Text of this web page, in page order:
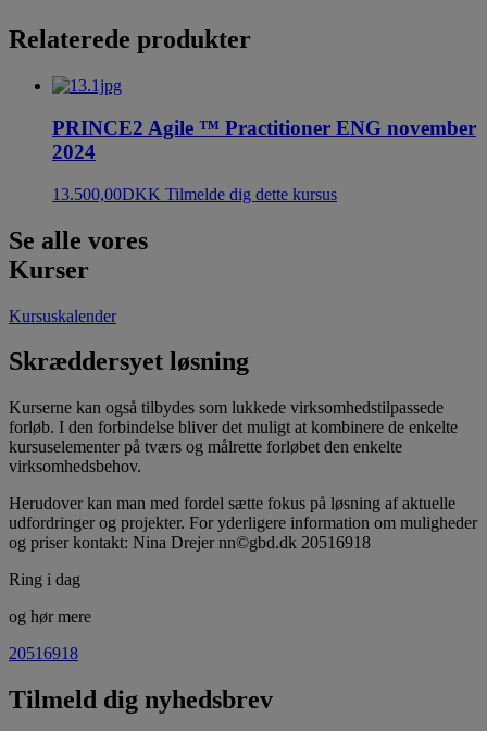
Relaterede produkter
PRINCE2 Agile ™ Practitioner ENG november
2024
13.500,00DKK Tilmelde dig dette kursus
Se alle vores
Kurser
Kursuskalender
Skræddersyet løsning
Kurserne kan også tilbydes som lukkede virksomhedstilpassede
forløb. I den forbindelse bliver det muligt at kombinere de enkelte
kursuselementer på tværs og målrette forløbet den enkelte
virksomhedsbehov.
Herudover kan man med fordel sætte fokus på løsning af aktuelle
udfordringer og projekter. For yderligere information om muligheder
og priser kontakt: Nina Drejer nn©gbd.dk 20516918
Ring i dag
og hør mere
20516918
Tilmeld dig nyhedsbrev